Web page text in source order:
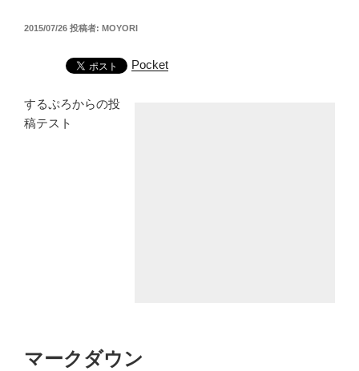
投
2015/07/26 投稿者: MOYORI
Pocket
するぷろからの投
稿テスト
マークダウン